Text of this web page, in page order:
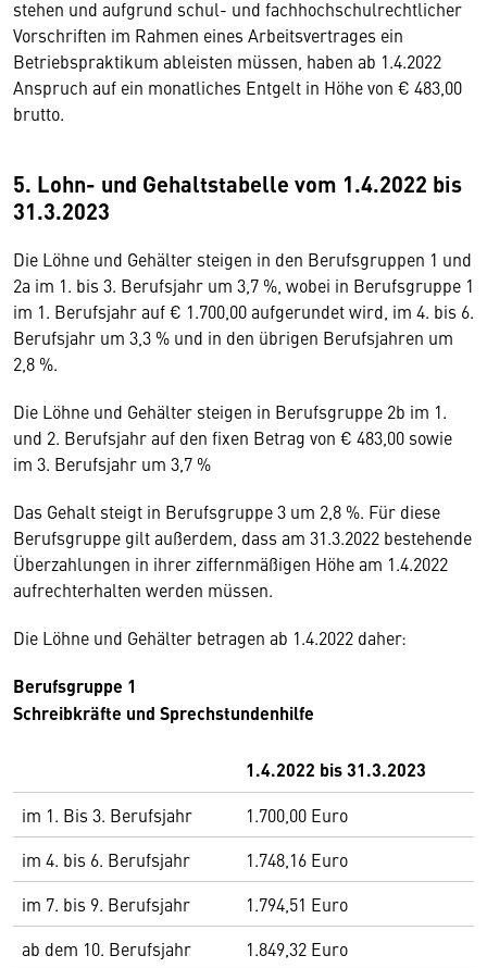
stehen und aufgrund schul- und fachhochschulrechtlicher
Vorschriften im Rahmen eines Arbeitsvertrages ein
Betriebspraktikum ableisten müssen, haben ab 1.4.2022
Anspruch auf ein monatliches Entgelt in Höhe von € 483,00
brutto.
5. Lohn- und Gehaltstabelle vom 1.4.2022 bis
31.3.2023
Die Löhne und Gehälter steigen in den Berufsgruppen 1 und
2a im 1. bis 3. Berufsjahr um 3,7 %, wobei in Berufsgruppe 1
im 1. Berufsjahr auf € 1.700,00 aufgerundet wird, im 4. bis 6.
Berufsjahr um 3,3 % und in den übrigen Berufsjahren um
2,8 %.
Die Löhne und Gehälter steigen in Berufsgruppe 2b im 1.
und 2. Berufsjahr auf den fixen Betrag von € 483,00 sowie
im 3. Berufsjahr um 3,7 %
Das Gehalt steigt in Berufsgruppe 3 um 2,8 %. Für diese
Berufsgruppe gilt außerdem, dass am 31.3.2022 bestehende
Überzahlungen in ihrer ziffernmäßigen Höhe am 1.4.2022
aufrechterhalten werden müssen.
Die Löhne und Gehälter betragen ab 1.4.2022 daher:
Berufsgruppe 1
Schreibkräfte und Sprechstundenhilfe
1.4.2022 bis 31.3.2023
im 1. Bis 3. Berufsjahr
1.700,00 Euro
im 4. bis 6. Berufsjahr
1.748,16 Euro
im 7. bis 9. Berufsjahr
1.794,51 Euro
ab dem 10. Berufsjahr
1.849,32 Euro